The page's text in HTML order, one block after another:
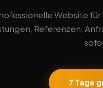
Website
Referenzen,
7 Tage